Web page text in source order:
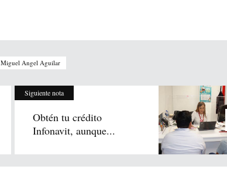
Miguel Angel Aguilar
Siguiente nota
Obtén tu crédito
Infonavit, aunque...